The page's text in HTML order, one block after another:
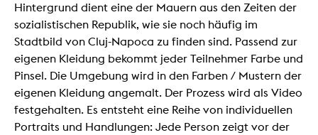
Hintergrund dient eine der Mauern aus den Zeiten der
sozialistischen Republik, wie sie noch häufig im
Stadtbild von Cluj-Napoca zu finden sind. Passend zur
eigenen Kleidung bekommt jeder Teilnehmer Farbe und
Pinsel. Die Umgebung wird in den Farben / Mustern der
eigenen Kleidung angemalt. Der Prozess wird als Video
festgehalten. Es entsteht eine Reihe von individuellen
Portraits und Handlungen: Jede Person zeigt vor der